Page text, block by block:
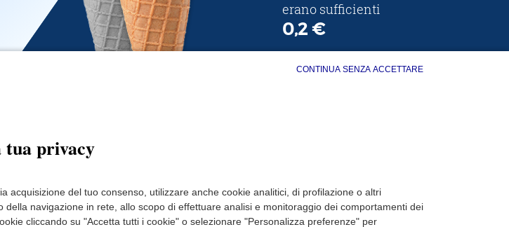
tua privacy
del tuo consenso, utilizzare anche cookie analitici, di profilazione o altri
navigazione in rete, allo scopo di effettuare analisi e monitoraggio dei comportamenti dei
cliccando su "Accetta tutti i cookie" o selezionare "Personalizza preferenze" per
CONTINUA SENZA ACCETTARE
erano sufficienti
0,2 €